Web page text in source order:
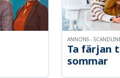
Ta färjan
sommar
ANNONS -